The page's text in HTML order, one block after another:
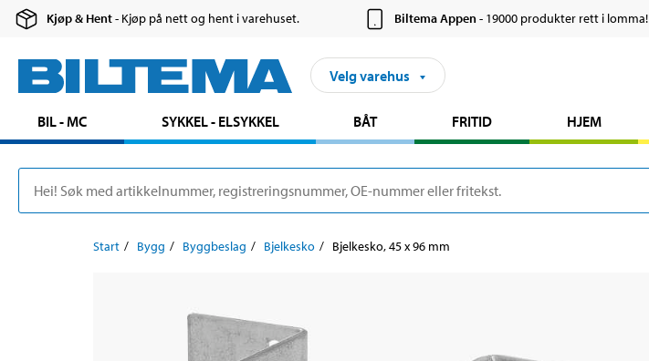
Kjøp & Hent- Kjøp på nett og hent i varehuset. Biltema Appen- 19000 produkter rett i lomma!
Velg varehus
BIL - MC SYKKEL - ELSYKKEL BÅT FRITID HJEM
Start Bygg Byggbeslag Bjelkesko Bjelkesko, 45 x 96 mm